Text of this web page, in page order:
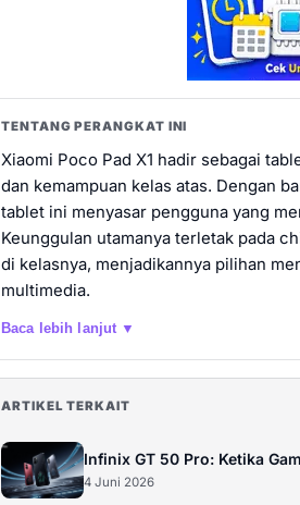
TENTANG PERANGKAT INI
Xiaomi Poco Pad X1 hadir sebagai
dan kemampuan kelas atas. Dengan
tablet ini menyasar pengguna yang
Keunggulan utamanya terletak pada
di kelasnya, menjadikannya pilihan
multimedia.
Baca lebih lanjut ▼
ARTIKEL TERKAIT
Infinix GT 50 Pro: Ketika
4 Juni 2026